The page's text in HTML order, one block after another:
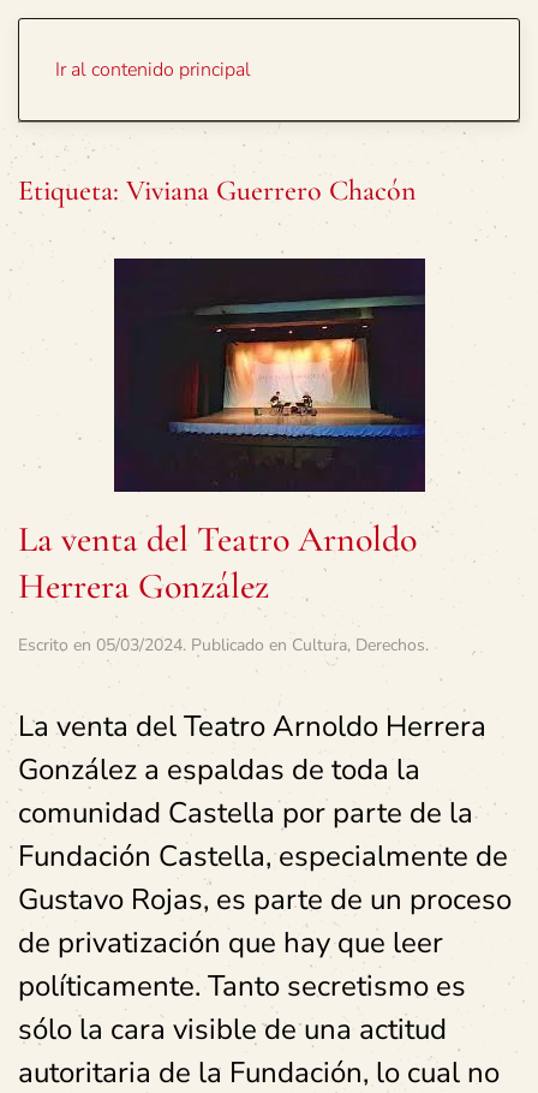
Ir al contenido principal
Etiqueta: Viviana Guerrero Chacón
La venta del Teatro Arnoldo
Herrera González
Escrito en 05/03/2024. Publicado en Cultura, Derechos.
La venta del Teatro Arnoldo Herrera
González a espaldas de toda la
comunidad Castella por parte de la
Fundación Castella, especialmente de
Gustavo Rojas, es parte de un proceso
de privatización que hay que leer
políticamente. Tanto secretismo es
sólo la cara visible de una actitud
autoritaria de la Fundación, lo cual no